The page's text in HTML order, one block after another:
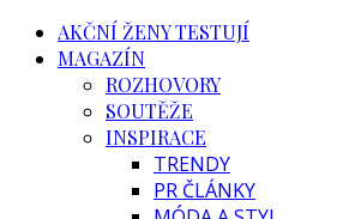
AKČNÍ ŽENY TESTUJÍ
MAGAZÍN
ROZHOVORY
SOUTĚŽE
INSPIRACE
TRENDY
PR ČLÁNKY